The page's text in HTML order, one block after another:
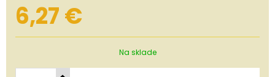
6,27€
Na sklade